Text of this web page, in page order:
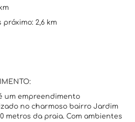
2,6 km
um empreendimento
no charmoso bairro Jardim
metros da praia. Com ambientes